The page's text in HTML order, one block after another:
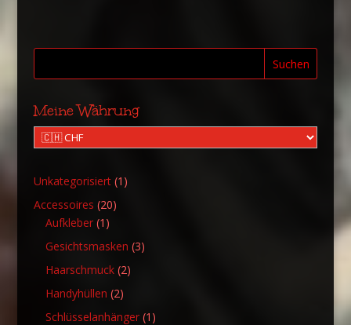
Suchen
Meine Währung
Unkategorisiert 1 1
Accessoires 2020
Aufkleber 1 1
Produkt
Gesichtsmasken 33
Haarschmuck 22
Handyhüllen 22
Produkte
Schlüsselanhänger 1 1